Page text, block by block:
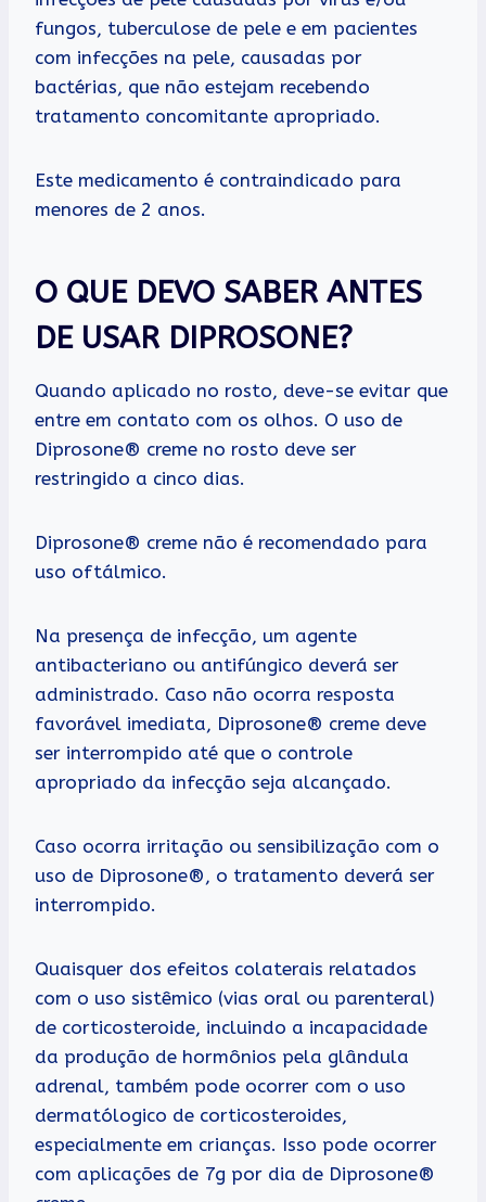
fungos, tuberculose de pele e em pacientes
com infecções na pele, causadas por
bactérias, que não estejam recebendo
tratamento concomitante apropriado.
Este medicamento é contraindicado para
menores de 2 anos.
O QUE DEVO SABER ANTES
DE USAR DIPROSONE?
Quando aplicado no rosto, deve-se evitar que
entre em contato com os olhos. O uso de
Diprosone® creme no rosto deve ser
restringido a cinco dias.
Diprosone® creme não é recomendado para
uso oftálmico.
Na presença de infecção, um agente
antibacteriano ou antifúngico deverá ser
administrado. Caso não ocorra resposta
favorável imediata, Diprosone® creme deve
ser interrompido até que o controle
apropriado da infecção seja alcançado.
Caso ocorra irritação ou sensibilização com o
uso de Diprosone®, o tratamento deverá ser
interrompido.
Quaisquer dos efeitos colaterais relatados
com o uso sistêmico (vias oral ou parenteral)
de corticosteroide, incluindo a incapacidade
da produção de hormônios pela glândula
adrenal, também pode ocorrer com o uso
dermatólogico de corticosteroides,
especialmente em crianças. Isso pode ocorrer
com aplicações de 7g por dia de Diprosone®